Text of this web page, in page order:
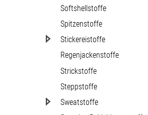
Softshellstoffe
Spitzenstoffe
Stickereistoffe
Regenjackenstoffe
Strickstoffe
Steppstoffe
Sweatstoffe